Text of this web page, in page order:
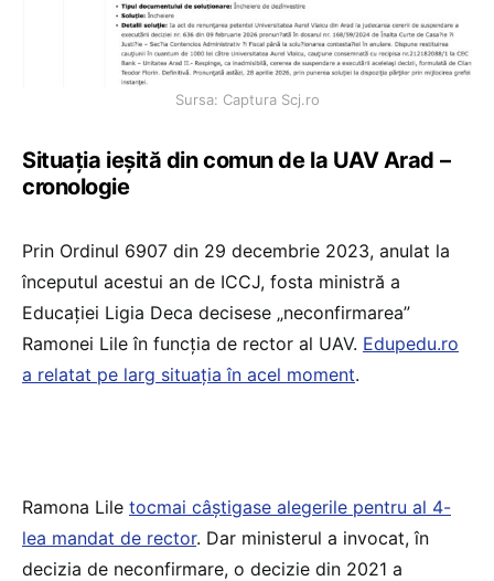
Sursa: Captura Scj.ro
Situația ieșită din comun de la UAV Arad –
cronologie
Prin Ordinul 6907 din 29 decembrie 2023, anulat la
începutul acestui an de ICCJ, fosta ministră a
Educației Ligia Deca decisese „neconfirmarea”
Ramonei Lile în funcția de rector al UAV. Edupedu.ro
a relatat pe larg situația în acel moment.
Ramona Lile tocmai câștigase alegerile pentru al 4-
lea mandat de rector. Dar ministerul a invocat, în
decizia de neconfirmare, o decizie din 2021 a